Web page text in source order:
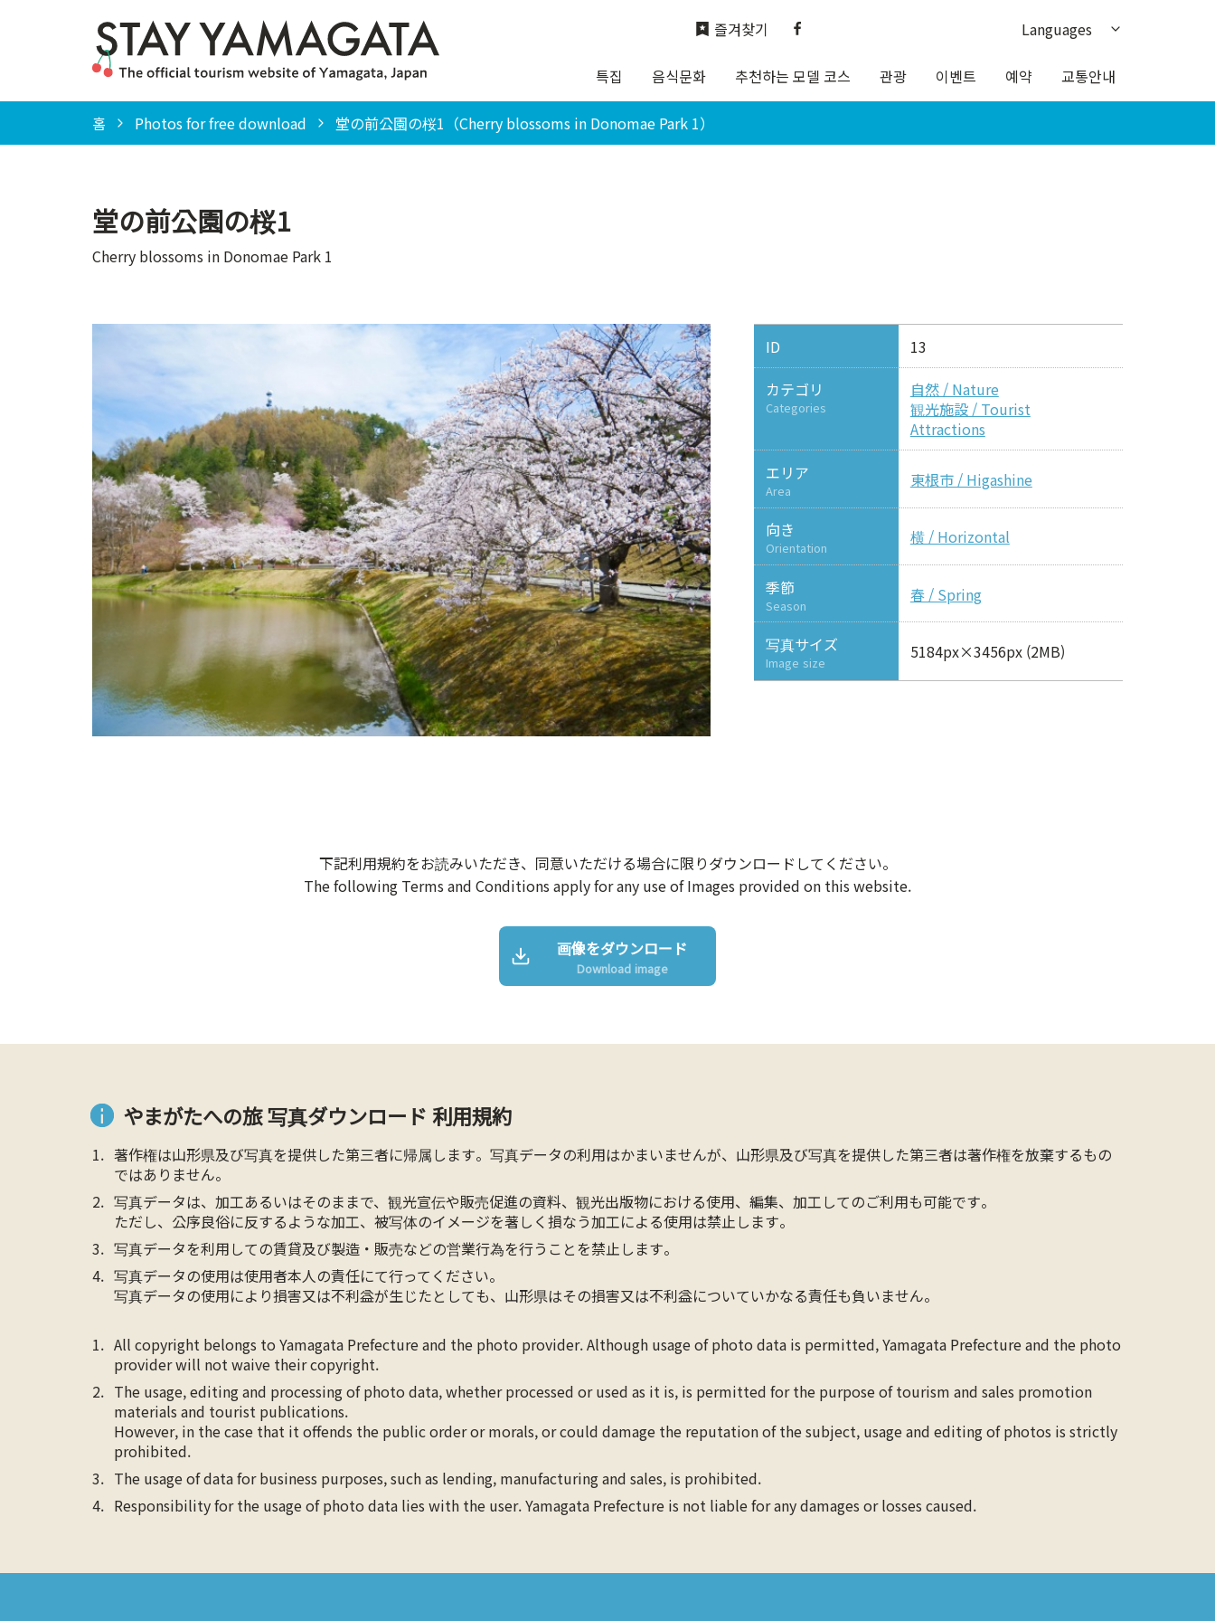
특집 음식문화 추천하는 모델 코스 관광 이벤트 예약 교통안내
즐겨찾기
Languages
日本語
홈 Photos for free download 堂の前公園の桜1（Cherry blossoms in Donomae Park 1）
堂の前公園の桜1
Cherry blossoms in Donomae Park 1
ID
13
カテゴリ
Categories
自然 / Nature
観光施設 / Tourist
Attractions
エリア
Area
東根市 / Higashine
向き
Orientation
横 / Horizontal
季節
Season
春 / Spring
写真サイズ
Image size
5184px×3456px (2MB)
下記利用規約をお読みいただき、同意いただける場合に限りダウンロードしてください。
The following Terms and Conditions apply for any use of Images provided on this website.
画像をダウンロード
Download image
やまがたへの旅 写真ダウンロード 利用規約
著作権は山形県及び写真を提供した第三者に帰属します。写真データの利用はかまいませんが、山形県及び写真を提供した第三者は著作権を放棄するもの
ではありません。
写真データは、加工あるいはそのままで、観光宣伝や販売促進の資料、観光出版物における使用、編集、加工してのご利用も可能です。
ただし、公序良俗に反するような加工、被写体のイメージを著しく損なう加工による使用は禁止します。
写真データを利用しての賃貸及び製造・販売などの営業行為を行うことを禁止します。
写真データの使用は使用者本人の責任にて行ってください。
写真データの使用により損害又は不利益が生じたとしても、山形県はその損害又は不利益についていかなる責任も負いません。
All copyright belongs to Yamagata Prefecture and the photo provider. Although usage of photo data is permitted, Yamagata Prefecture and the photo
provider will not waive their copyright.
The usage, editing and processing of photo data, whether processed or used as it is, is permitted for the purpose of tourism and sales promotion
materials and tourist publications.
However, in the case that it offends the public order or morals, or could damage the reputation of the subject, usage and editing of photos is strictly
prohibited.
The usage of data for business purposes, such as lending, manufacturing and sales, is prohibited.
Responsibility for the usage of photo data lies with the user. Yamagata Prefecture is not liable for any damages or losses caused.